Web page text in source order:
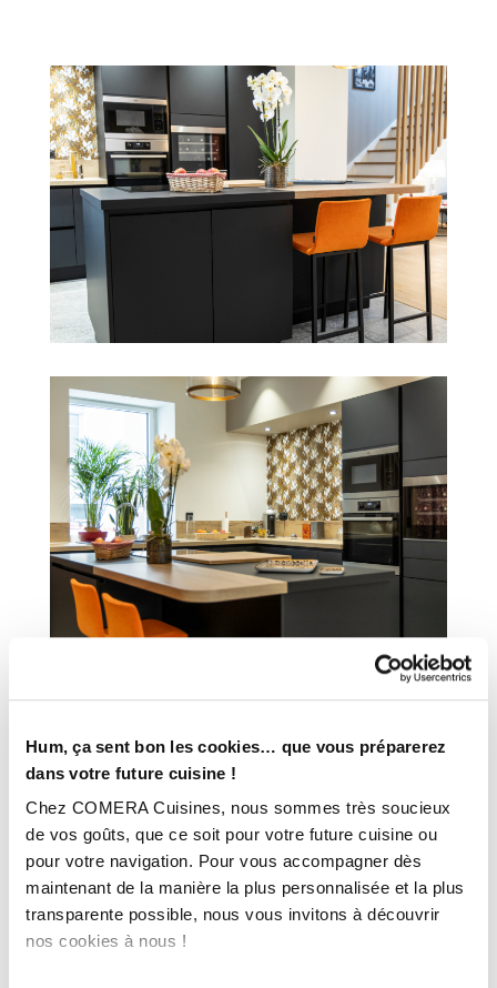
Hum, ça sent bon les cookies… que vous préparerez
dans votre future cuisine !
Chez COMERA Cuisines, nous sommes très soucieux
de vos goûts, que ce soit pour votre future cuisine ou
pour votre navigation. Pour vous accompagner dès
maintenant de la manière la plus personnalisée et la plus
transparente possible, nous vous invitons à découvrir
nos cookies à nous !
INFORMATIONS
TECHNIQUES :
COMERA Cuisines à Châteaubriant (44)
COMERA-En savoir plus